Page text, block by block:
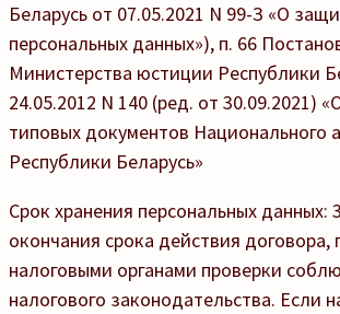
Беларусь от 07.05.2021 N 99-З «О
персональных данных»), п. 66
Министерства юстиции Республики
24.05.2012 N 140 (ред. от 30.09.2021)
типовых документов Национального
Республики Беларусь»
Срок хранения персональных данных:
окончания срока действия договора,
налоговыми органами проверки
налогового законодательства. Если